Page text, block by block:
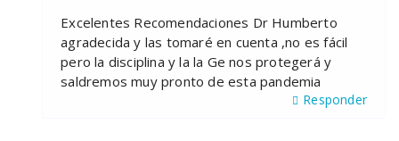
Excelentes Recomendaciones Dr Humberto
agradecida y las tomaré en cuenta ,no es fácil
pero la disciplina y la la Ge nos protegerá y
saldremos muy pronto de esta pandemia
Responder